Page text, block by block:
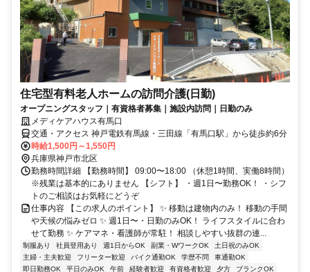
住宅型有料老人ホームの訪問介護(日勤)
オープニングスタッフ｜有資格者募集｜施設内訪問｜日勤のみ
メディケアハウス有馬口
交通・アクセス 神戸電鉄有馬線・三田線「有馬口駅」から徒歩約6分
時給1,500円～1,550円
兵庫県神戸市北区
勤務時間詳細 【勤務時間】 09:00〜18:00 （休憩1時間、実働8時間）
※残業は基本的にありません 【シフト】 ・週1日〜勤務OK！ ・シフ
トのご相談はお気軽にどうぞ
仕事内容 【この求人のポイント】 ✨ 移動は建物内のみ！ 移動の手間
や天候の悩みゼロ ✨ 週1日〜・日勤のみOK！ ライフスタイルに合わ
せて勤務 ✨ ケアマネ・看護師が常駐！ 相談しやすい抜群の連...
制服あり 社員登用あり 週1日からOK 副業・WワークOK
土日祝のみOK
主婦・主夫歓迎
フリーター歓迎 バイク通勤OK 学歴不問
車通勤OK
即日勤務OK
平日のみOK 午前 経験者歓迎 有資格者歓迎 夕方 ブランクOK